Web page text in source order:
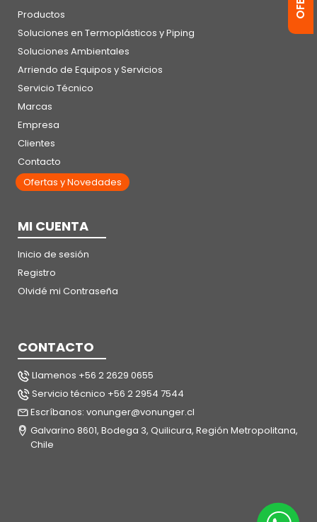
Productos
Soluciones en Termoplásticos y Piping
Soluciones Ambientales
Arriendo de Equipos y Servicios
Servicio Técnico
Marcas
Empresa
Clientes
Contacto
Ofertas y Novedades
MI CUENTA
Inicio de sesión
Registro
Olvidé mi Contraseña
CONTACTO
Llamenos +56 2 2629 0655
Servicio técnico +56 2 2954 7544
Escríbanos: vonunger@vonunger.cl
Galvarino 8601, Bodega 3, Quilicura, Región Metropolitana,
Chile